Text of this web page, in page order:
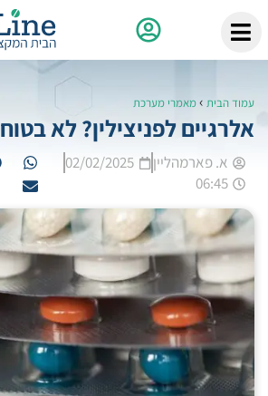
עמוד הבית ›מאמרי מערכת
אלרגיים לפניצילין? לא בטוח
א. פארמהליין
02/02/2025
06:45